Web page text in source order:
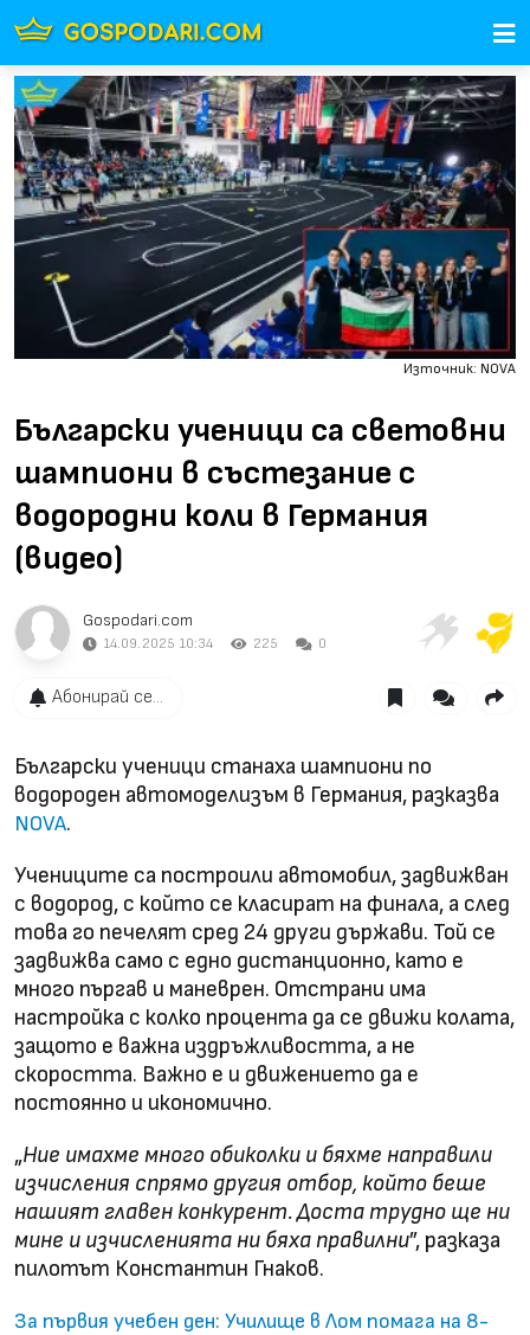
Източник: NOVA
Български ученици са световни
шампиони в състезание с
водородни коли в Германия
(видео)
Gospodari.com
14.09.2025 10:34 225 0
Абонирай се...
Български ученици станаха шампиони по
водороден автомоделизъм в Германия, разказва
NOVA.
Учениците са построили автомобил, задвижван
с водород, с който се класират на финала, а след
това го печелят сред 24 други държави. Той се
задвижва само с едно дистанционно, като е
много пъргав и маневрен. Отстрани има
настройка с колко процента да се движи колата,
защото е важна издръжливостта, а не
скоростта. Важно е и движението да е
постоянно и икономично.
„Ние имахме много обиколки и бяхме направили
изчисления спрямо другия отбор, който беше
нашият главен конкурент. Доста трудно ще ни
мине и изчисленията ни бяха правилни”, разказа
пилотът Константин Гнаков.
За първия учебен ден: Училище в Лом помага на 8-